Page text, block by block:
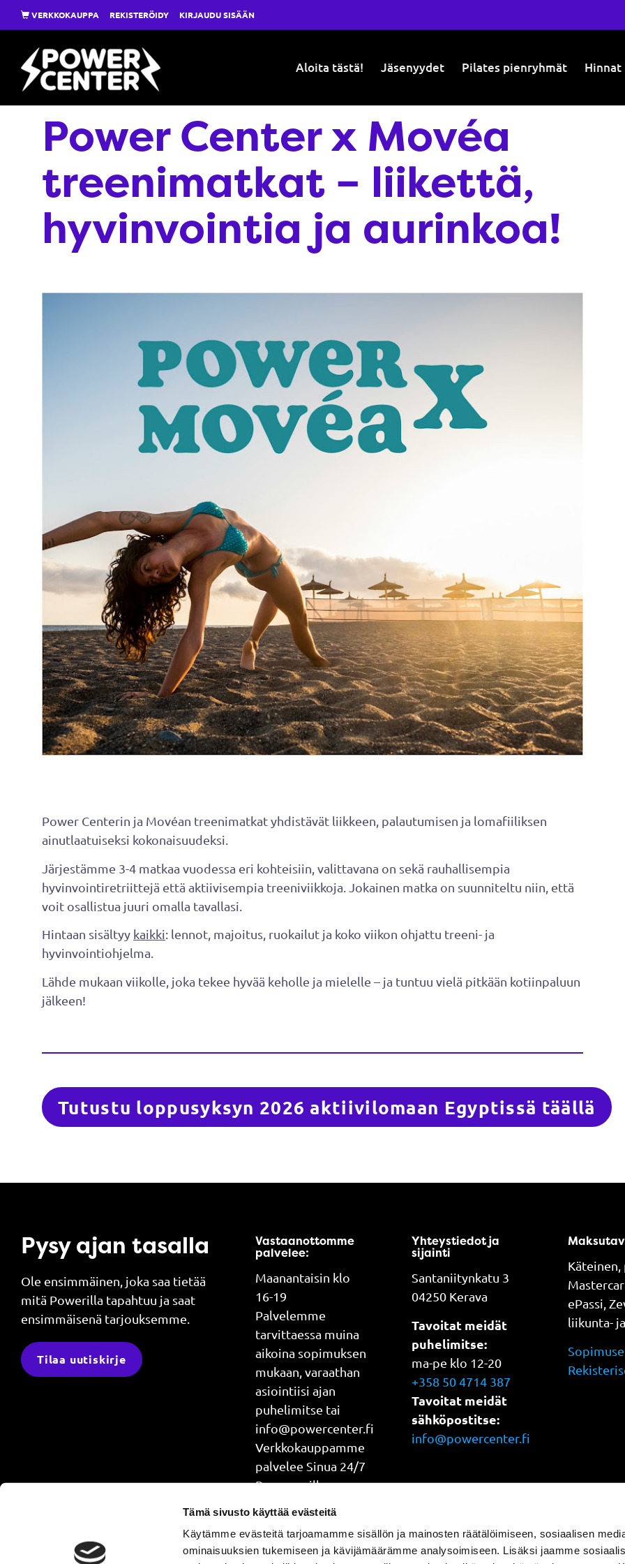
Tämä sivusto käyttää evästeitä
Käytämme evästeitä tarjoamamme sisällön ja mainosten räätälöimiseen, sosiaalisen
ominaisuuksien tukemiseen ja kävijämäärämme analysoimiseen. Lisäksi jaamme
VERKKOKAUPPA REKISTERÖIDY KIRJAUDU SISÄÄN
Aloita tästä! Jäsenyydet Pilates pienryhmät Hinnat
Power Center x Movéa
treenimatkat – liikettä,
hyvinvointia ja aurinkoa!
Power Centerin ja Movéan treenimatkat yhdistävät liikkeen, palautumisen ja lomafiiliksen
ainutlaatuiseksi kokonaisuudeksi.
Järjestämme 3-4 matkaa vuodessa eri kohteisiin, valittavana on sekä rauhallisempia
hyvinvointiretriittejä että aktiivisempia treeniviikkoja. Jokainen matka on suunniteltu niin, että
voit osallistua juuri omalla tavallasi.
Hintaan sisältyy kaikki: lennot, majoitus, ruokailut ja koko viikon ohjattu treeni- ja
hyvinvointiohjelma.
Lähde mukaan viikolle, joka tekee hyvää keholle ja mielelle – ja tuntuu vielä pitkään kotiinpaluun
jälkeen!
Tutustu loppusyksyn 2026 aktiivilomaan Egyptissä täällä
Pysy ajan tasalla
Ole ensimmäinen, joka saa tietää
mitä Powerilla tapahtuu ja saat
ensimmäisenä tarjouksemme.
Tilaa uutiskirje
Vastaanottomme
palvelee:
Maanantaisin klo
16-19
Palvelemme
tarvittaessa muina
aikoina sopimuksen
mukaan, varaathan
asiointiisi ajan
puhelimitse tai
info@powercenter.fi
Verkkokauppamme
palvelee Sinua 24/7
Power apilla
4.30-24
Yhteystiedot ja
sijainti
Santaniitynkatu 3
04250 Kerava
Tavoitat meidät
puhelimitse:
ma-pe klo 12-20
+358 50 4714 387
Tavoitat meidät
sähköpostitse:
info@powercenter.fi
ePassi,
liikunta-